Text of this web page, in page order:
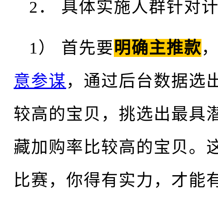
2． 具体实施人群针对
1） 首先要明确主推款
意参谋 ，通过后台数据选
较高的宝贝，挑选出最具
藏加购率比较高的宝贝。
比赛，你得有实力，才能